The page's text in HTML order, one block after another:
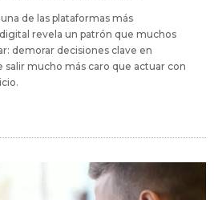
de las plataformas más
revela un patrón que muchos
demorar decisiones clave en
salir mucho más caro que actuar con